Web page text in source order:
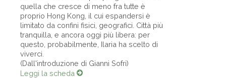
quella che cresce di meno fra tutte è
proprio Hong Kong, il cui espandersi è
limitato da confini fisici, geografici. Città più
tranquilla, e ancora oggi più libera: per
questo, probabilmente, Ilaria ha scelto di
viverci.
(Dall'introduzione di Gianni Sofri)
Leggi la scheda